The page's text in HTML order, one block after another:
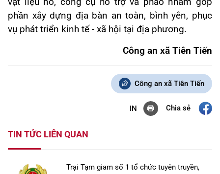
phần xây dựng địa bàn an toàn, bình yên, phục
vụ phát triển kinh tế - xã hội tại địa phương.
Công an xã Tiên Tiến
Công an xã Tiên Tiến
IN Chia sẻ
TIN TỨC LIÊN QUAN
Trại Tạm giam số 1 tổ chức tuyên truyền,